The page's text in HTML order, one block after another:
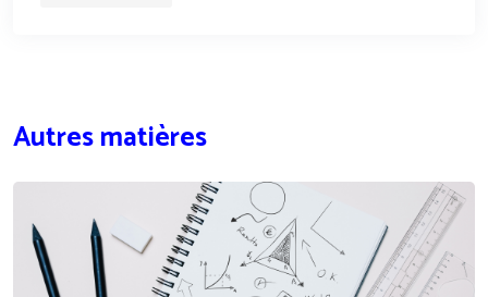
Autres matières